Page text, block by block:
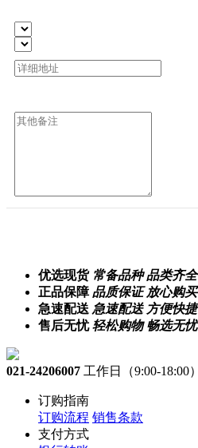
优选现货 常备品种 品类齐全
正品保障品质保证 放心购买
急速配送 急速配送 方便快捷
售后无忧轻松购物 畅选无忧
021-24206007 工作日（9:00-18:00）
订购指南
订购流程 销售条款
支付方式